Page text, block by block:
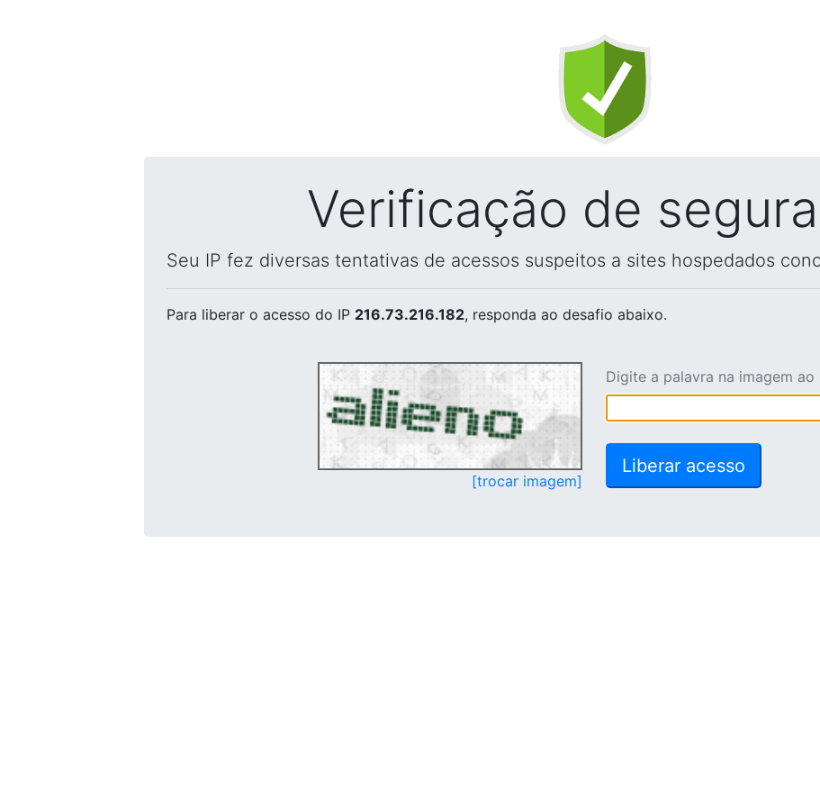
Verificação de
Seu IP fez diversas tentativas de acessos suspeitos a sites hospedados
Para liberar o acesso do IP 216.73.216.182, responda ao desafio abaixo.
[trocar imagem]
Digite a palavra na imagem